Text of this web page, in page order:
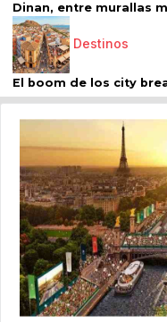
Dinan, entre murallas
Destinos
El boom de los city